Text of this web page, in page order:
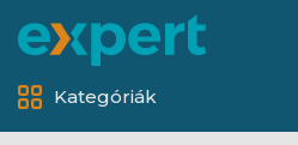
Kategóriák